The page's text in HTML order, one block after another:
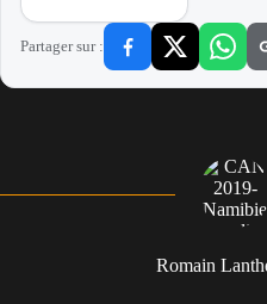
Partager sur :
Romain